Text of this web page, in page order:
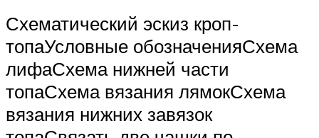
Схематический эскиз кроп-
топаУсловные обозначенияСхема
лифаСхема нижней части
топаСхема вязания лямокСхема
вязания нижних завязок